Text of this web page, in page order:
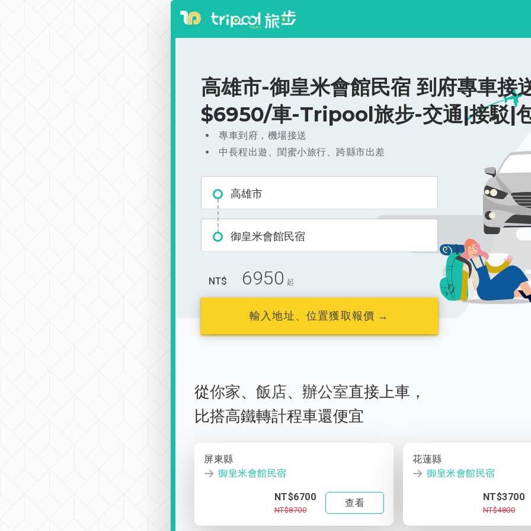
高雄市-御皇米會館民宿 到府專車接
$6950/車-Tripool旅步-交通|接駁|
專車到府，機場接送
中長程出遊、閨蜜小旅行、跨縣市出差
高雄市
御皇米會館民宿
NT$ 6950 起
輸入地址、位置獲取報價 →
從你家、 飯店、 辦公室直接上車，
比搭高鐵轉計程車還便宜
屏東縣
御皇米會館民宿
NT$6700
NT$8700
查看
花蓮縣
御皇米會館民宿
NT$3700
NT$4800